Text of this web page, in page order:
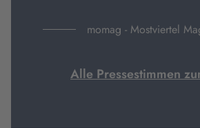
momag - Mostviertel
Alle Pressestimmen